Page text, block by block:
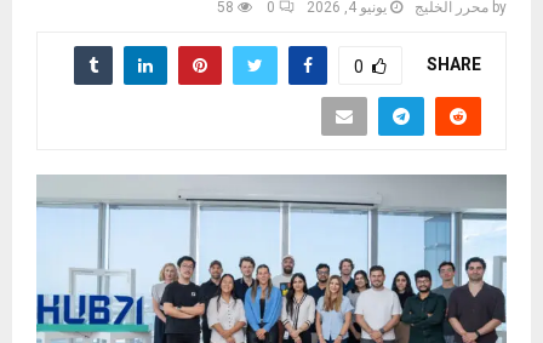
by محرر الخليج يونيو 4, 2026 0
58
SHARE
0